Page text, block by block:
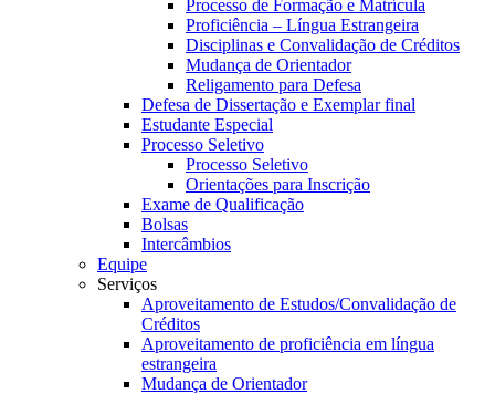
Processo de Formação e Matrícula
Proficiência – Língua Estrangeira
Disciplinas e Convalidação de Créditos
Mudança de Orientador
Religamento para Defesa
Defesa de Dissertação e Exemplar final
Estudante Especial
Processo Seletivo
Processo Seletivo
Orientações para Inscrição
Exame de Qualificação
Bolsas
Intercâmbios
Equipe
Serviços
Aproveitamento de Estudos/Convalidação de
Créditos
Aproveitamento de proficiência em língua
estrangeira
Mudança de Orientador